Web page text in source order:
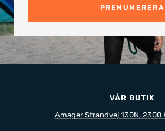
PRENUMERERA
VÅR BUTIK
Amager Strandvej 130N, 2300